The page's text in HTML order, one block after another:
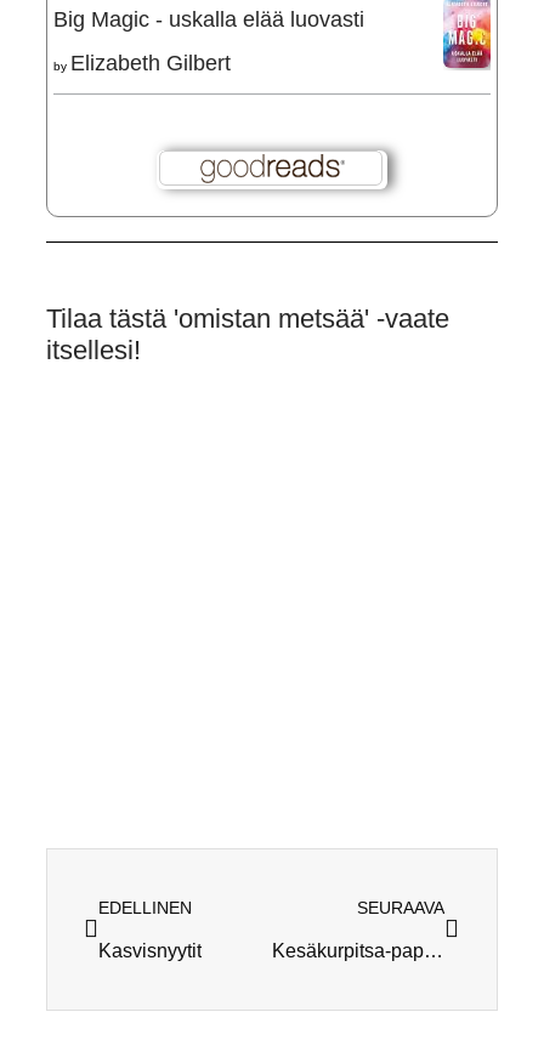
Big Magic - uskalla elää luovasti
by Elizabeth Gilbert
Tilaa tästä 'omistan metsää' -vaate
itsellesi!
EDELLINEN
Kasvisnyytit
SEURAAVA
Kesäkurpitsa-paprika(-sieni)paistos